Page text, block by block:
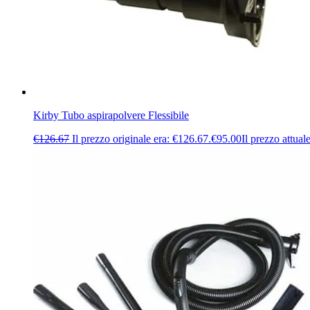
Kirby Tubo aspirapolvere Flessibile
€126.67 Il prezzo originale era: €126.67.€95.00Il prezzo